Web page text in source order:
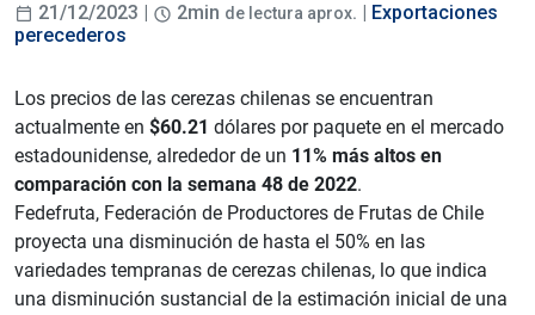
21/12/2023 | 2min de lectura aprox. |
Exportaciones
perecederos
Los precios de las cerezas chilenas se encuentran
actualmente en $60.21 dólares por paquete en el mercado
estadounidense, alrededor de un 11% más altos en
comparación con la semana 48 de 2022.
Fedefruta, Federación de Productores de Frutas de Chile
proyecta una disminución de hasta el 50% en las
variedades tempranas de cerezas chilenas, lo que indica
una disminución sustancial de la estimación inicial de una